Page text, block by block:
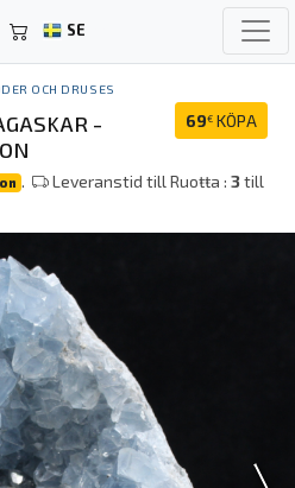
SE
OCH DRUSES
69€ KÖPA
-
. Leveranstid till Ruoŧŧa :3till